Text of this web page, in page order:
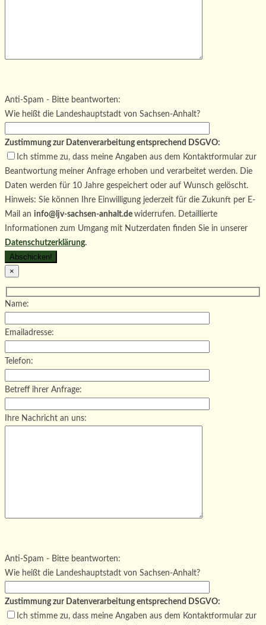
Bitte lasse dieses Feld leer.
Anti-Spam - Bitte beantworten:
Wie heißt die Landeshauptstadt von Sachsen-Anhalt?
Zustimmung zur Datenverarbeitung entsprechend DSGVO:
Ich stimme zu, dass meine Angaben aus dem Kontaktformular zur
Beantwortung meiner Anfrage erhoben und verarbeitet werden. Die
Daten werden für 10 Jahre gespeichert oder auf Wunsch gelöscht.
Hinweis: Sie können Ihre Einwilligung jederzeit für die Zukunft per E-
Mail an info@ljv-sachsen-anhalt.de widerrufen. Detaillierte
Informationen zum Umgang mit Nutzerdaten finden Sie in unserer
Datenschutzerklärung.
×
Name:
Emailadresse:
Telefon:
Betreff ihrer Anfrage:
Ihre Nachricht an uns:
Bitte lasse dieses Feld leer.
Anti-Spam - Bitte beantworten:
Wie heißt die Landeshauptstadt von Sachsen-Anhalt?
Zustimmung zur Datenverarbeitung entsprechend DSGVO:
Ich stimme zu, dass meine Angaben aus dem Kontaktformular zur